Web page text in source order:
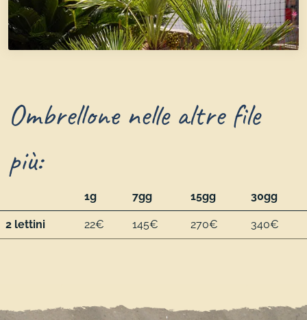
Ombrellone nelle altre file
più:
1g 7gg 15gg 30gg
2 lettini 22€ 145€ 270€ 340€